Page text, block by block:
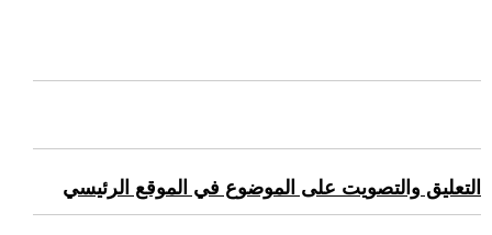
التعليق والتصويت على الموضوع في الموقع الرئيسي